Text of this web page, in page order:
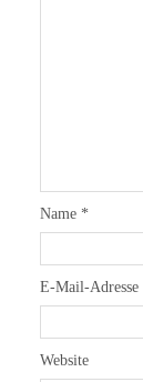
Name *
E-Mail-Adresse
Website